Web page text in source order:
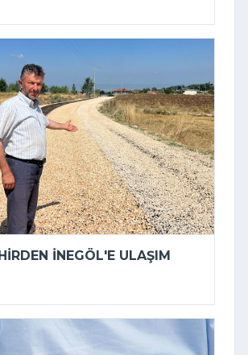
İNEGÖL'E ULAŞIM